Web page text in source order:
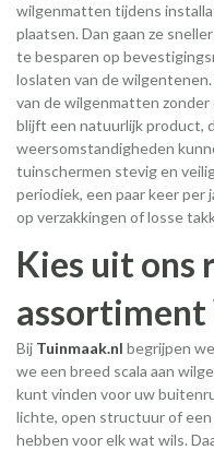
wilgenmatten tijdens
plaatsen. Dan gaan ze
te besparen op
loslaten van de
van de wilgenmatten
blijft een natuurlijk product,
weersomstandigheden
tuinschermen stevig en
periodiek, een paar keer
op verzakkingen of losse
Kies uit ons
Bij Tuinmaak.nl begrijpen
we een breed scala aan
kunt vinden voor uw
lichte, open structuur of
hebben voor elk wat wils.